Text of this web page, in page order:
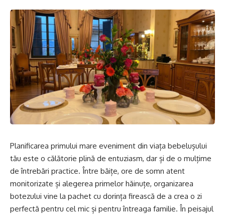
Planificarea primului mare eveniment din viața bebelușului
tău este o călătorie plină de entuziasm, dar și de o mulțime
de întrebări practice. Între băițe, ore de somn atent
monitorizate și alegerea primelor hăinuțe, organizarea
botezului vine la pachet cu dorința firească de a crea o zi
perfectă pentru cel mic și pentru întreaga familie. În peisajul